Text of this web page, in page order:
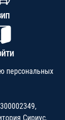
персональных
Сириус,